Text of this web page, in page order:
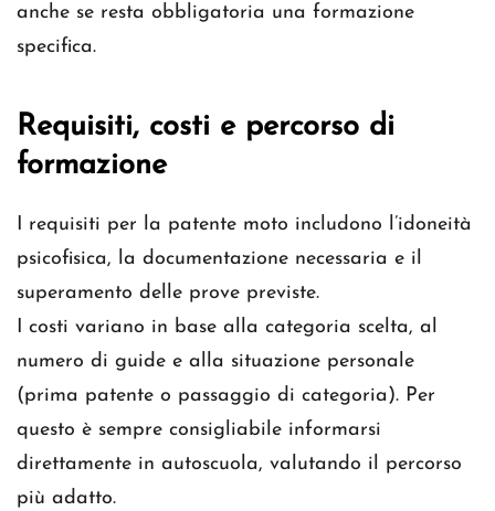
anche se resta obbligatoria una formazione
specifica.
Requisiti, costi e percorso di
formazione
I requisiti per la patente moto includono l’idoneità
psicofisica, la documentazione necessaria e il
superamento delle prove previste.
I costi variano in base alla categoria scelta, al
numero di guide e alla situazione personale
(prima patente o passaggio di categoria). Per
questo è sempre consigliabile informarsi
direttamente in autoscuola, valutando il percorso
più adatto.